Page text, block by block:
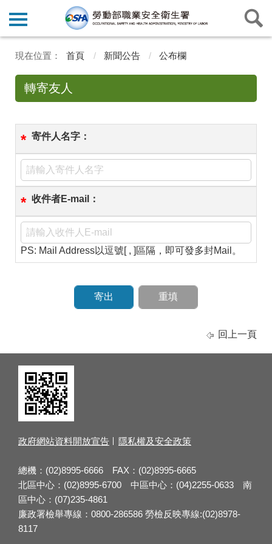
首頁 新聞公告 公布欄
轉寄友人
* 寄件人名字：
* 收件者E-mail：
PS: Mail Address以逗號[ , ]區隔，即可發多封Mail。
回上一頁
政府網站資料開放宣告 隱私權及安全政策
總機：(02)8995-6666 FAX：(02)8995-6665
北區中心：(02)8995-6700 中區中心：(04)2255-0633 南
區中心：(07)235-4861
廉政署檢舉專線：0800-286586 勞檢反映專線:(02)8978-
8117